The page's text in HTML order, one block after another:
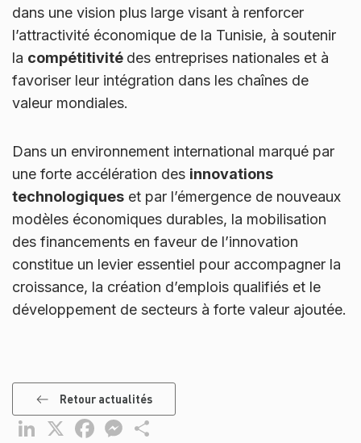
dans une vision plus large visant à renforcer
l’attractivité économique de la Tunisie, à soutenir
la compétitivité des entreprises nationales et à
favoriser leur intégration dans les chaînes de
valeur mondiales.
Dans un environnement international marqué par
une forte accélération des innovations
technologiques et par l’émergence de nouveaux
modèles économiques durables, la mobilisation
des financements en faveur de l’innovation
constitue un levier essentiel pour accompagner la
croissance, la création d’emplois qualifiés et le
développement de secteurs à forte valeur ajoutée.
Retour actualités
LinkedIn
X FacebookMessenger